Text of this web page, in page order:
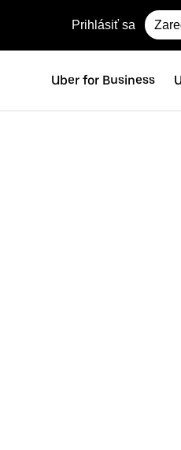
Prihlásiť sa
Uber for Business